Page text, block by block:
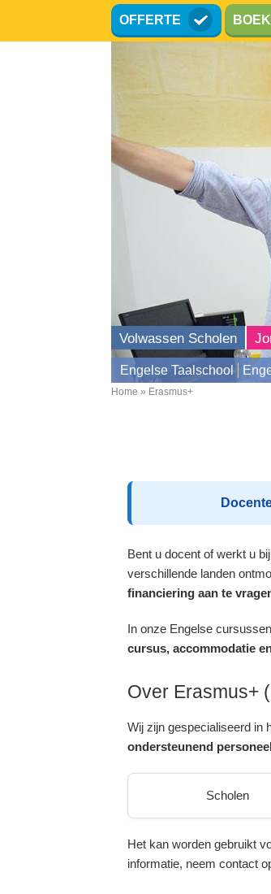
OFFERTE
Volwassen Scholen
Engelse Taalschool
Home Erasmus+
Bent u docent of werkt u
verschillende landen
financiering aan te
In onze Engelse
cursus, accommodatie
Over Erasmus+
Wij zijn gespecialiseerd in
ondersteunend personeel
Scholen
Het kan worden gebruikt
informatie, neem contact